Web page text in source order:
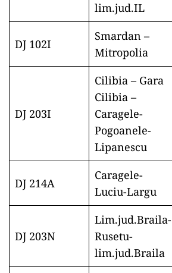
lim.jud.IL
DJ 102I
Smardan –
Mitropolia
DJ 203I
Cilibia – Gara
Cilibia –
Caragele-
Pogoanele-
Lipanescu
DJ 214A
Caragele-
Luciu-Largu
DJ 203N
Lim.jud.Braila-
Rusetu-
lim.jud.Braila